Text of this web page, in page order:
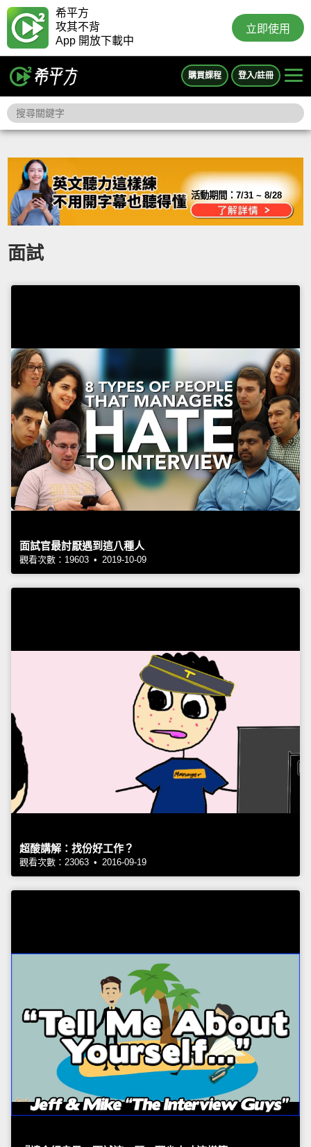
希平方
攻其不背
App 開放下載中
立即使用
購買課程 登入/註冊
活動期間：7/31 ~ 8/28
面試
面試官最討厭遇到這八種人
觀看次數：19603 • 2019-10-09
超酸講解：找份好工作？
觀看次數：23063 • 2016-09-19